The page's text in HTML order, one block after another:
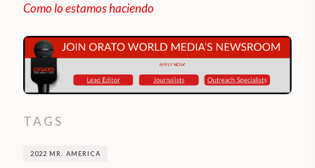
Como lo estamos haciendo
TAGS
2022 MR. AMERICA